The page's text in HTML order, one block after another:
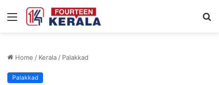
Menu
Home / Kerala/ Palakkad
Palakkad